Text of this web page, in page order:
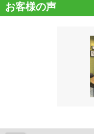
お客様の声